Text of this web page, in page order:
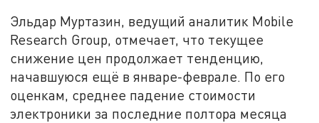
Эльдар Муртазин, ведущий аналитик Mobile
Research Group, отмечает, что текущее
снижение цен продолжает тенденцию,
начавшуюся ещё в январе-феврале. По его
оценкам, среднее падение стоимости
электроники за последние полтора месяца